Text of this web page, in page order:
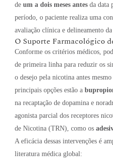
de um a dois meses antes da data
período, o paciente realiza uma
avaliação clínica e delineamento
O Suporte Farmacológico
Conforme os critérios médicos,
de primeira linha para reduzir os
o desejo pela nicotina antes
principais opções estão a
na recaptação de dopamina e
agonista parcial dos receptores
de Nicotina (TRN), como os
A eficácia dessas intervenções é
literatura médica global: